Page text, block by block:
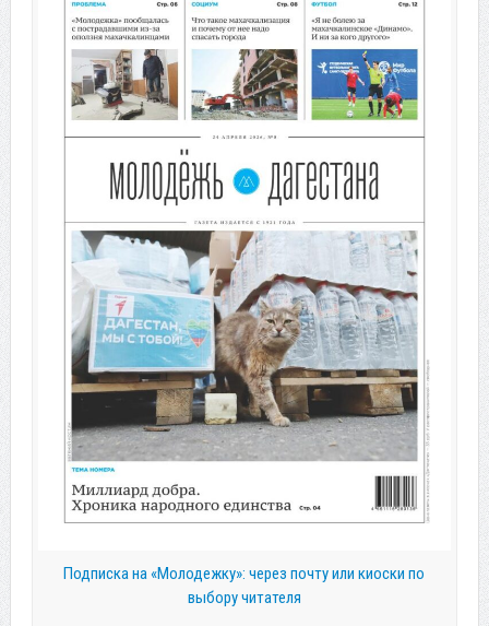
Подписка на «Молодежку»: через почту или киоски по
выбору читателя